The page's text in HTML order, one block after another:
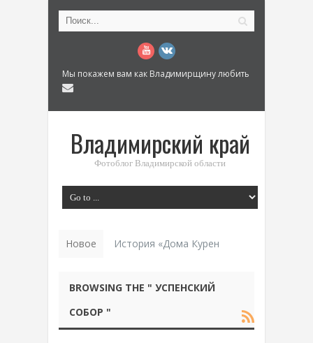
Мы покажем вам как Владимирщину любить
Владимирский край
Фотоблог Владимирской области
Новое История «Дома Куренкова» в Коврове
BROWSING THE " УСПЕНСКИЙ
СОБОР "